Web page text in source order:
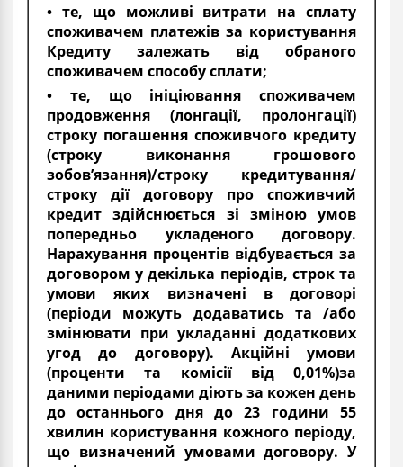
• те, що можливі витрати на сплату
споживачем платежів за користування
Кредиту залежать від обраного
споживачем способу сплати;
• те, що ініціювання споживачем
продовження (лонгації, пролонгації)
строку погашення споживчого кредиту
(строку виконання грошового
зобов’язання)/строку кредитування/
строку дії договору про споживчий
кредит здійснюється зі зміною умов
попередньо укладеного договору.
Нарахування процентів відбувається за
договором у декілька періодів, строк та
умови яких визначені в договорі
(періоди можуть додаватись та /або
змінювати при укладанні додаткових
угод до договору). Акційні умови
(проценти та комісії від 0,01%)за
даними періодами діють за кожен день
до останнього дня до 23 години 55
хвилин користування кожного періоду,
що визначений умовами договору. У